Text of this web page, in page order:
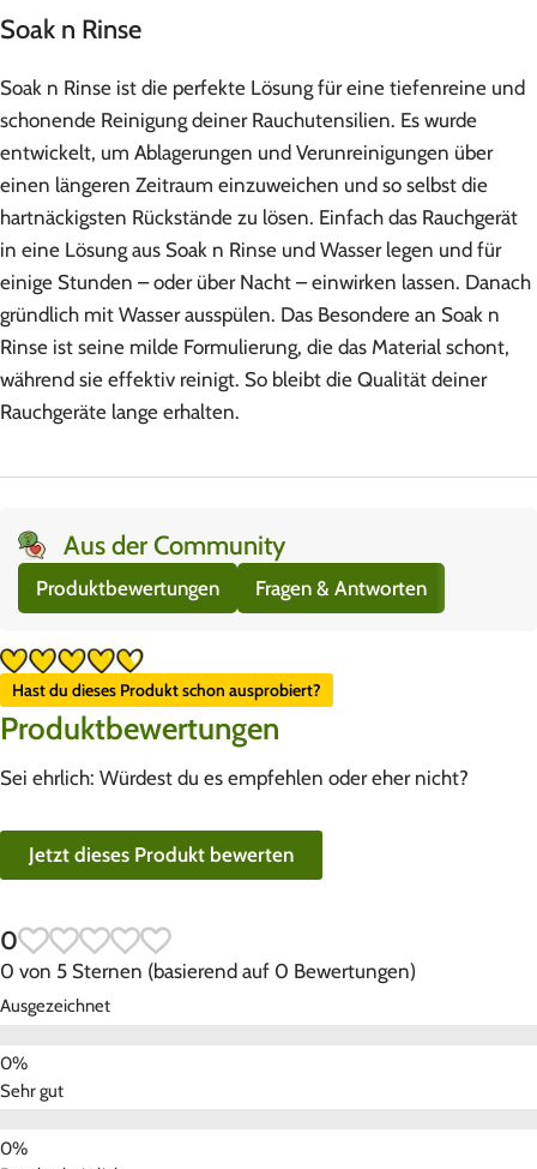
Soak n Rinse
Soak n Rinse ist die perfekte Lösung für eine tiefenreine und
schonende Reinigung deiner Rauchutensilien. Es wurde
entwickelt, um Ablagerungen und Verunreinigungen über
einen längeren Zeitraum einzuweichen und so selbst die
hartnäckigsten Rückstände zu lösen. Einfach das Rauchgerät
in eine Lösung aus Soak n Rinse und Wasser legen und für
einige Stunden – oder über Nacht – einwirken lassen. Danach
gründlich mit Wasser ausspülen. Das Besondere an Soak n
Rinse ist seine milde Formulierung, die das Material schont,
während sie effektiv reinigt. So bleibt die Qualität deiner
Rauchgeräte lange erhalten.
Aus der Community
Produktbewertungen Fragen & Antworten
Hast du dieses Produkt schon ausprobiert?
Produktbewertungen
Sei ehrlich: Würdest du es empfehlen oder eher nicht?
Jetzt dieses Produkt bewerten
0
0 von 5 Sternen (basierend auf 0 Bewertungen)
Ausgezeichnet
Sehr gut